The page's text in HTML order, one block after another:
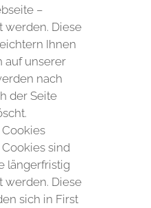
–
werden. Diese
Ihnen
auf unserer
nach
der Seite
sind
längerfristig
werden. Diese
sich in First